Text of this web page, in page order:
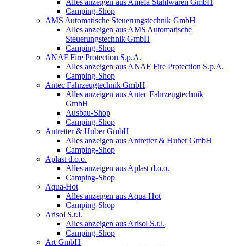
Alles anzeigen aus Amefa Stahlwaren GmbH
Camping-Shop
AMS Automatische Steuerungstechnik GmbH
Alles anzeigen aus AMS Automatische
Steuerungstechnik GmbH
Camping-Shop
ANAF Fire Protection S.p.A.
Alles anzeigen aus ANAF Fire Protection S.p.A.
Camping-Shop
Antec Fahrzeugtechnik GmbH
Alles anzeigen aus Antec Fahrzeugtechnik
GmbH
Ausbau-Shop
Camping-Shop
Antretter & Huber GmbH
Alles anzeigen aus Antretter & Huber GmbH
Camping-Shop
Aplast d.o.o.
Alles anzeigen aus Aplast d.o.o.
Camping-Shop
Aqua-Hot
Alles anzeigen aus Aqua-Hot
Camping-Shop
Arisol S.r.l.
Alles anzeigen aus Arisol S.r.l.
Camping-Shop
Art GmbH